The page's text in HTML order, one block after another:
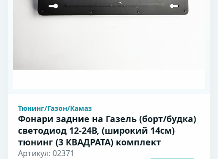
Тюнинг/Газон/Камаз
Фонари задние на Газель (борт/будка)
светодиод 12-24В, (широкий 14см)
тюнинг (3 КВАДРАТА) комплект
Артикул: 02371